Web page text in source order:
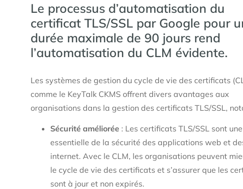
Le processus d’automatisation du
certificat TLS/SSL par Google pour
durée maximale de 90 jours rend
l’automatisation du CLM évidente.
Les systèmes de gestion du cycle de vie des certificats
comme le KeyTalk CKMS offrent divers avantages aux
organisations dans la gestion des certificats TLS/SSL,
Sécurité améliorée : Les certificats TLS/SSL sont
essentielle de la sécurité des applications web et
internet. Avec le CLM, les organisations peuvent
le cycle de vie des certificats et s’assurer que les
sont à jour et non expirés.